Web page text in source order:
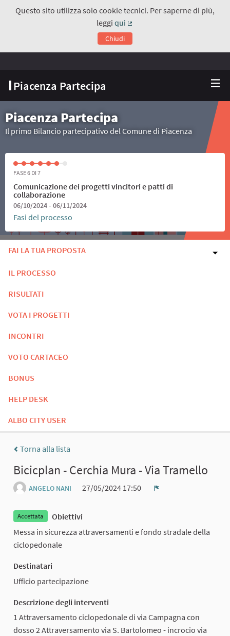
Questo sito utilizza solo cookie tecnici. Per saperne di più,
leggi qui
(Collegamento esterno)
Chiudi
Piacenza Partecipa
Piacenza Partecipa
Il primo Bilancio partecipativo del Comune di Piacenza
FASE 6 DI 7
Comunicazione dei progetti vincitori e patti di
collaborazione
06/10/2024 - 06/11/2024
Fasi del processo
FAI LA TUA PROPOSTA
IL PROCESSO
RISULTATI
VOTA I PROGETTI
INCONTRI
VOTO CARTACEO
BONUS
HELP DESK
ALBO CITY USER
Torna alla lista
Bicicplan - Cerchia Mura - Via Tramello
ANGELO NANI
27/05/2024 17:50
Accettata
Obiettivi
Messa in sicurezza attraversamenti e fondo stradale della
ciclopedonale
Destinatari
Ufficio partecipazione
Descrizione degli interventi
1 Attraversamento ciclopedonale di via Campagna con
dosso 2 Attraversamento via S. Bartolomeo - incrocio via